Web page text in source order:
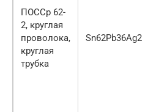
ПОССр 62-
2, круглая
проволока,
круглая
трубка
Sn62Pb36Ag2